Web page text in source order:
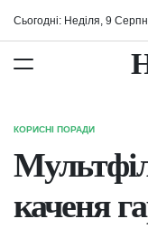
Сьогодні: Неділя, 9
ОПУБЛІКУВАТИ
КОРИСНІ ПОРАДИ
каченя